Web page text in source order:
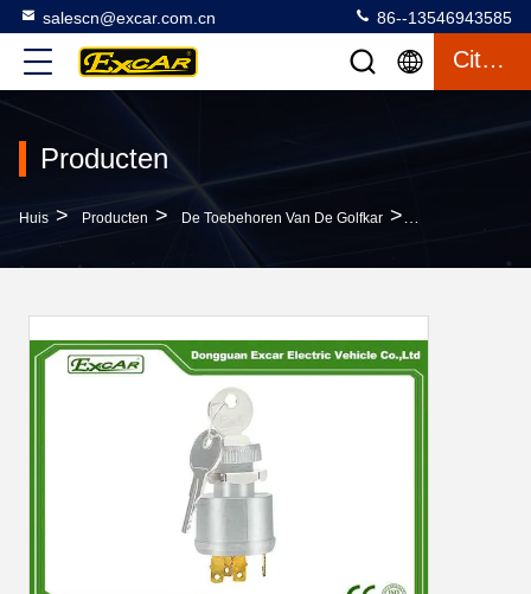
salescn@excar.com.cn 86--13546943585
Citaat
Producten
Huis > Producten > De Toebehoren Van De Golfkar >